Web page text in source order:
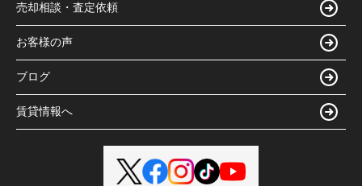
売却相談・査定依頼
お客様の声
ブログ
賃貸情報へ